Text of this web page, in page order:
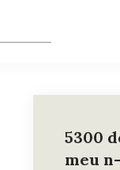
5300
meu